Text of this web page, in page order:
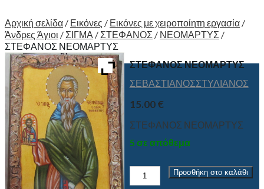
Αρχική σελίδα / Εικόνες / Εικόνες με χειροποίητη εργασία /
Άνδρες Άγιοι / ΣΙΓΜΑ / ΣΤΕΦΑΝΟΣ / ΝΕΟΜΑΡΤΥΣ /
ΣΤΕΦΑΝΟΣ ΝΕΟΜΑΡΤΥΣ
ΣΤΕΦΑΝΟΣ ΝΕΟΜΑΡΤΥΣ
ΣΕΒΑΣΤΙΑΝΟΣΣΤΥΛΙΑΝΟΣ
15.00€
ΣΤΕΦΑΝΟΣ ΝΕΟΜΑΡΤΥΣ
5 σε απόθεμα
ΣΤΕΦΑΝΟΣ
ΝΕΟΜΑΡΤΥΣ
Προσθήκη στο καλάθι